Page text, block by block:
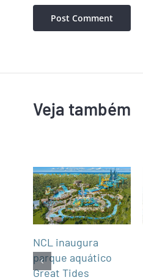
Veja também
NCL inaugura
parque aquático
Great Tides